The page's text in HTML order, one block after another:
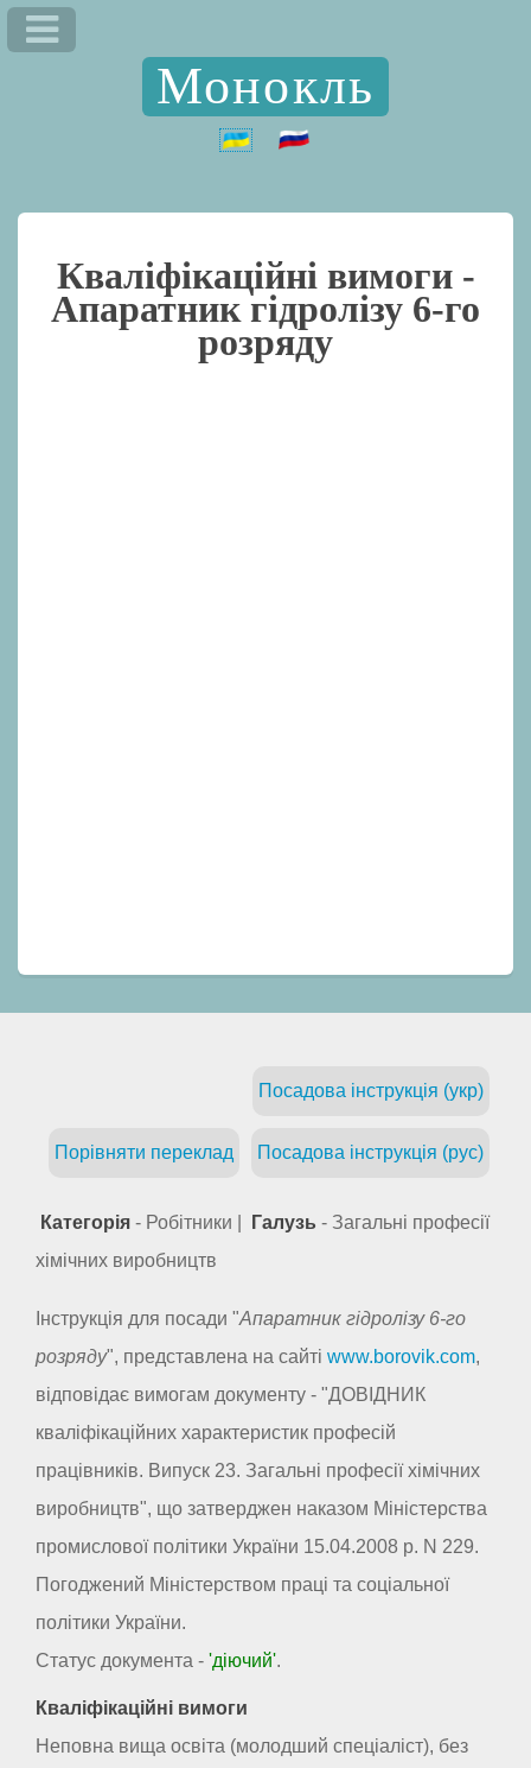
Монокль
Кваліфікаційні вимоги -
Апаратник гідролізу 6-го
розряду
Посадова інструкція (укр)
Посадова інструкція (рус)
Порівняти переклад
Категорія - Робітники | Галузь - Загальні професії
хімічних виробництв
Інструкція для посади "Апаратник гідролізу 6-го
розряду", представлена на сайті www.borovik.com,
відповідає вимогам документу - "ДОВІДНИК
кваліфікаційних характеристик професій
працівників. Випуск 23. Загальні професії хімічних
виробництв", що затверджен наказом Міністерства
промислової політики України 15.04.2008 р. N 229.
Погоджений Міністерством праці та соціальної
політики України.
Статус документа - 'діючий'.
Кваліфікаційні вимоги
Неповна вища освіта (молодший спеціаліст), без